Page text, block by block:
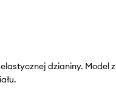
dzianiny. Model z